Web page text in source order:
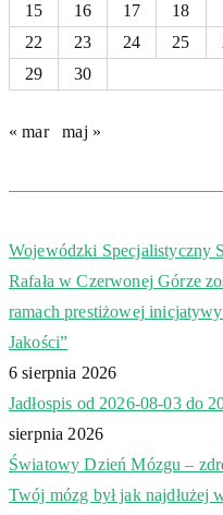
15
16 17 18
22
23 24 25
29
30
« mar maj »
Wojewódzki Specjalistyczny
Rafała w Czerwonej Górze
ramach prestiżowej
Jakości”
6 sierpnia 2026
Jadłospis od 2026-08-03 do
sierpnia 2026
Światowy Dzień Mózgu –
Twój mózg był jak najdłużej